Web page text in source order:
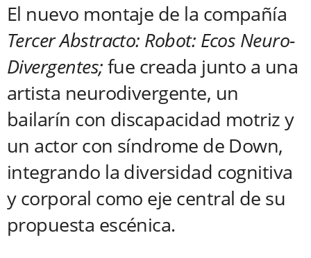
El nuevo montaje de la compañía
Tercer Abstracto: Robot: Ecos Neuro-
Divergentes;fue creada junto a una
artista neurodivergente, un
bailarín con discapacidad motriz y
un actor con síndrome de Down,
integrando la diversidad cognitiva
y corporal como eje central de su
propuesta escénica.